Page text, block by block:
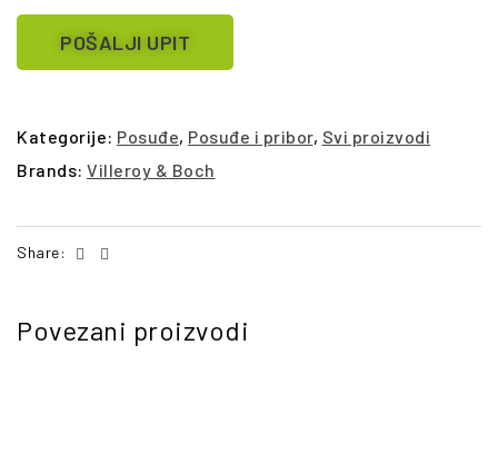
POŠALJI UPIT
Kategorije: Posuđe, Posuđe i pribor, Svi proizvodi
Brands: Villeroy & Boch
Share: Facebook
Povezani proizvodi